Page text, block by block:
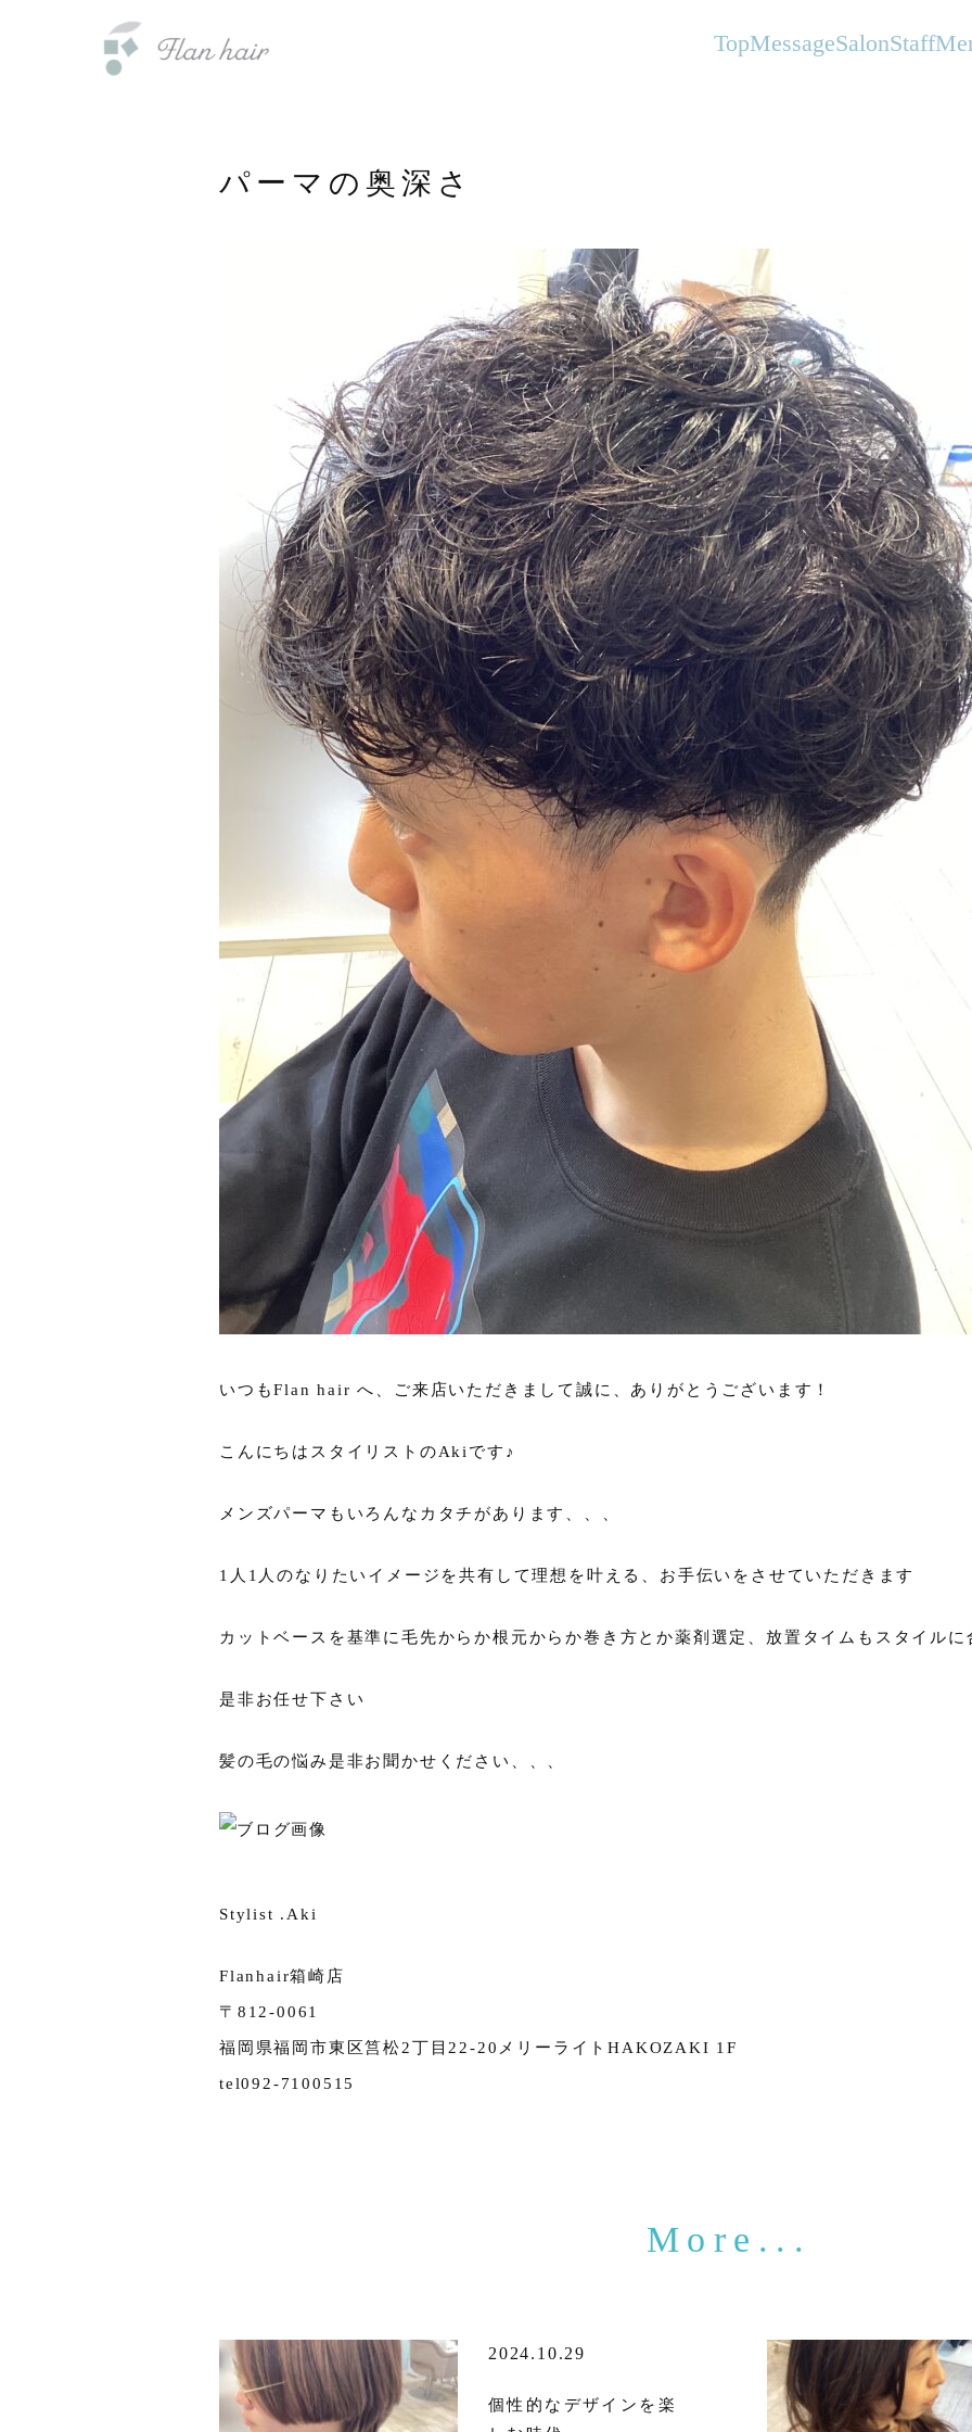
福岡県の美容室・美容院・半個室オーガニックヘアサロンFlanhair
TopMessageSalonStaff
パーマの奥深さ
いつもFlan hair へ、ご来店いただきまして誠に、ありがとうございます！
こんにちはスタイリストのAkiです♪
メンズパーマもいろんなカタチがあります、、、
1人1人のなりたいイメージを共有して理想を叶える、お手伝いをさせていただきます
カットベースを基準に毛先からか根元からか巻き方とか薬剤選定、放置タイムもスタイルに
是非お任せ下さい
髪の毛の悩み是非お聞かせください、、、
Stylist .Aki
Flanhair箱崎店
〒812-0061
福岡県福岡市東区筥松2丁目22-20メリーライトHAKOZAKI 1F
tel092-7100515
2024.10.29
個性的なデザインを楽